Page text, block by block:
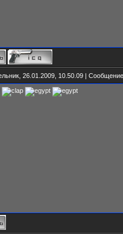
26.01.2009, 10.50.09 |